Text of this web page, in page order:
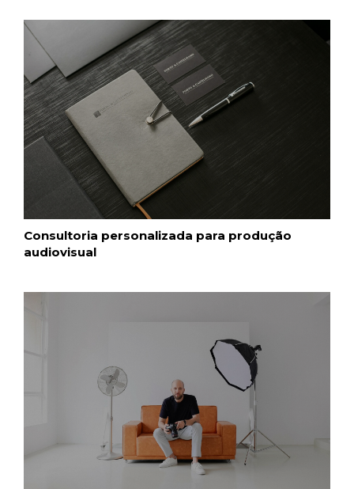
Consultoria personalizada para produção
audiovisual